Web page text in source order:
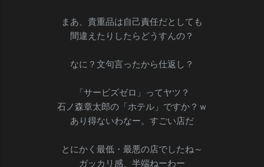
まあ、貴重品は自己責任だとしても
間違えたりしたらどうすんの？
なに？文句言ったから仕返し？
「サービズゼロ」ってヤツ？
石ノ森章太郎の「ホテル」ですか？ｗ
あり得ないわなー。すごい店だ
とにかく最低・最悪の店でしたね～
ガッカリ感、半端ねーわー